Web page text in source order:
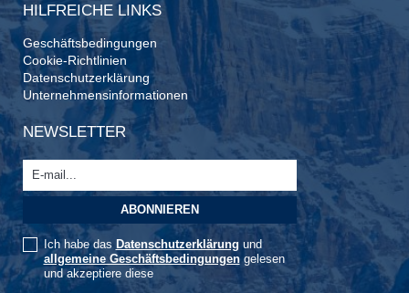
HILFREICHE LINKS
Geschäftsbedingungen
Cookie-Richtlinien
Datenschutzerklärung
Unternehmensinformationen
NEWSLETTER
Ich habe das Datenschutzerklärung und
allgemeine Geschäftsbedingungengelesen
und akzeptiere diese